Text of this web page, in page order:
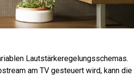
Lautstärkeregelungsschemas.
am TV gesteuert wird, kann die